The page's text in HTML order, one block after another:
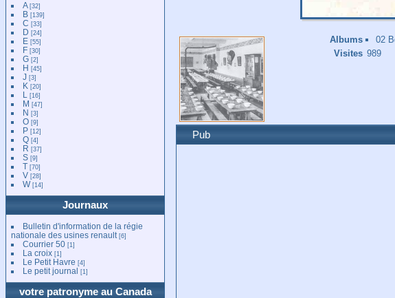
A [32]
B [139]
C [33]
D [24]
E [55]
F [30]
G [2]
H [45]
J [3]
K [20]
L [16]
M [47]
N [3]
O [9]
P [12]
Q [4]
R [37]
S [9]
T [70]
V [28]
W [14]
Journaux
Bulletin d'information de la régie
nationale des usines renault [6]
Courrier 50 [1]
La croix [1]
Le Petit Havre [4]
Le petit journal [1]
votre patronyme au Canada
Albums 02
Visites 989
Pub